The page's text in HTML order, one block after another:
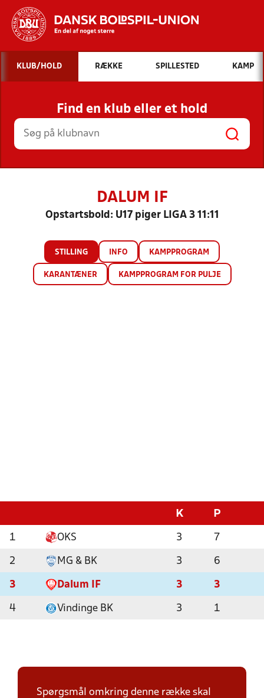
Hvad vil du søge efter?
INDHOLD OG NYHEDER
STILLINGER, RESULTATER, KLUBBER OG
HOLD
KLUB/HOLD RÆKKE SPILLESTED KAMP
Find en klub eller et hold
DALUM IF
Opstartsbold: U17 piger LIGA 3 11:11
STILLING INFO KAMPPROGRAM
KARANTÆNER KAMPPROGRAM FOR PULJE
K P
1 OKS 3 7
2 MG & BK 3 6
3 Dalum IF 3 3
4 Vindinge BK 3 1
Spørgsmål omkring denne række skal